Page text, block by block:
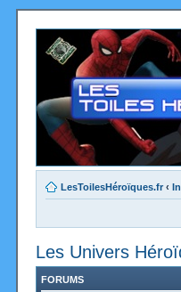
LesToilesHéroïques.fr ‹
Les Univers
FORUMS